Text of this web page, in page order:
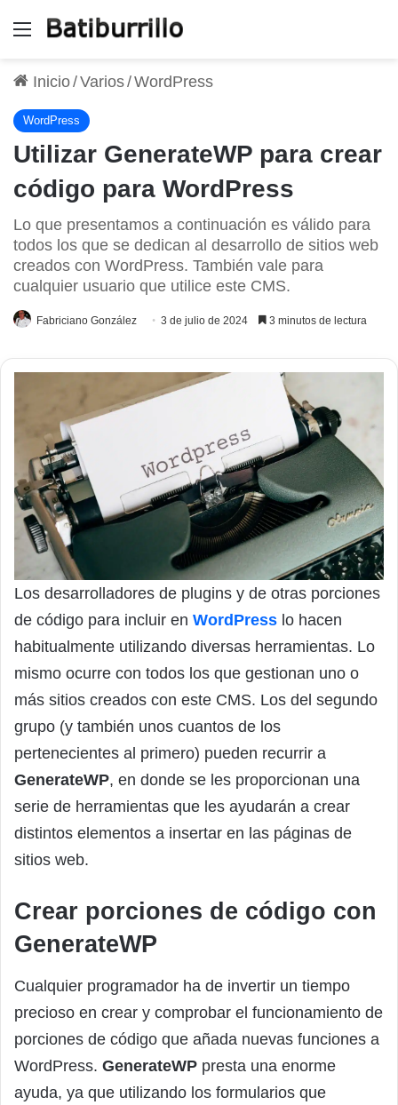
Menú
Inicio/Varios/WordPress
WordPress
Utilizar GenerateWP para crear
código para WordPress
Lo que presentamos a continuación es válido para
todos los que se dedican al desarrollo de sitios web
creados con WordPress. También vale para
cualquier usuario que utilice este CMS.
Fabriciano González 3 de julio de 2024 3 minutos de lectura
Los desarrolladores de plugins y de otras porciones
de código para incluir en WordPress lo hacen
habitualmente utilizando diversas herramientas. Lo
mismo ocurre con todos los que gestionan uno o
más sitios creados con este CMS. Los del segundo
grupo (y también unos cuantos de los
pertenecientes al primero) pueden recurrir a
GenerateWP, en donde se les proporcionan una
serie de herramientas que les ayudarán a crear
distintos elementos a insertar en las páginas de
sitios web.
Crear porciones de código con
GenerateWP
Cualquier programador ha de invertir un tiempo
precioso en crear y comprobar el funcionamiento de
porciones de código que añada nuevas funciones a
WordPress. GenerateWP presta una enorme
ayuda, ya que utilizando los formularios que